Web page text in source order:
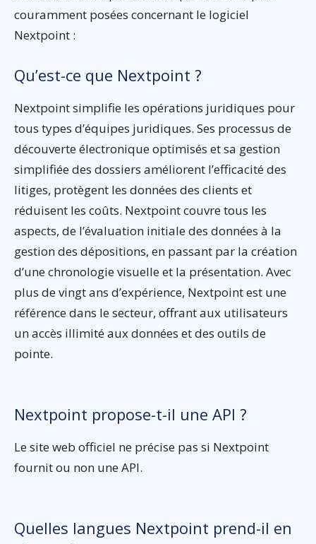
couramment posées concernant le logiciel
Nextpoint :
Qu’est-ce que Nextpoint ?
Nextpoint simplifie les opérations juridiques pour
tous types d’équipes juridiques. Ses processus de
découverte électronique optimisés et sa gestion
simplifiée des dossiers améliorent l’efficacité des
litiges, protègent les données des clients et
réduisent les coûts. Nextpoint couvre tous les
aspects, de l’évaluation initiale des données à la
gestion des dépositions, en passant par la création
d’une chronologie visuelle et la présentation. Avec
plus de vingt ans d’expérience, Nextpoint est une
référence dans le secteur, offrant aux utilisateurs
un accès illimité aux données et des outils de
pointe.
Nextpoint propose-t-il une API ?
Le site web officiel ne précise pas si Nextpoint
fournit ou non une API.
Quelles langues Nextpoint prend-il en